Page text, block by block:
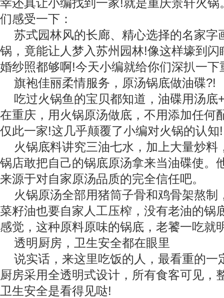
幸还真让小编找到一家!就是重庆景轩火
们感受一下：
苏式园林风的长廊、精心选择的名家字
锅，竟能让人梦入苏州园林!像这样壕到
婚纱照都够啊!今天小编就给你们深扒一下
旗袍佳丽柔情服务，原汤锅底做油碟?!
吃过火锅鱼的宝贝都知道，油碟用汤底
在重庆，用火锅原汤做底，不用添加任何
仅此一家!这几乎颠覆了小编对火锅的认知!
火锅底料讲究三油七水，加上大量炒料
锅店敢把自己的锅底原汤拿来当油碟使。
来源于对自家原汤品质的完全信任吧。
火锅原汤全部用猪筒子骨和鸡骨架熬制
菜籽油也要自家人工压榨，没有老油的锅
感觉，这种原料原味的锅底，老饕一吃就
透明厨房，卫生安全都在眼里
说实话，来这里吃饭的人，最看重的一
厨房采用全透明式设计，所有食客可见，
卫生安全是看得见哒!